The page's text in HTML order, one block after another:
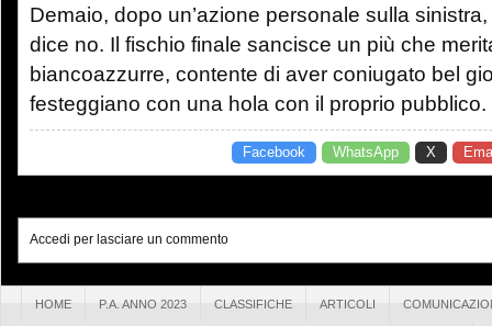
Demaio, dopo un’azione personale sulla
dice no. Il fischio finale sancisce un più che
biancoazzurre, contente di aver coniugato bel
festeggiano con una hola con il proprio pubblico.
Facebook WhatsApp X
Accedi per lasciare un commento
HOME P.A. ANNO 2023 CLASSIFICHE ARTICOLI